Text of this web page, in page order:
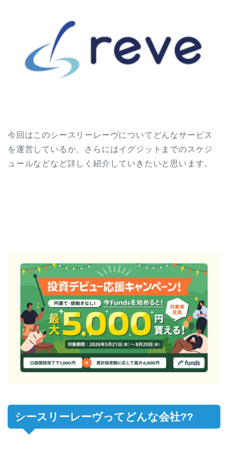
今回はこのシースリーレーヴについてどんなサービス
を運営しているか、さらにはイグジットまでのスケジ
ュールなどなど詳しく紹介していきたいと思います。
シースリーレーヴってどんな会社??